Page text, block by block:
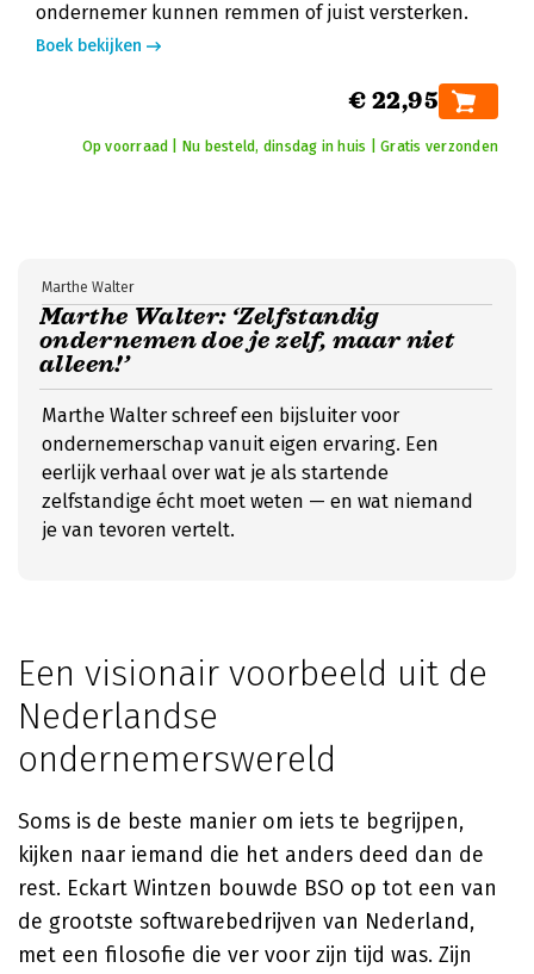
ondernemer kunnen remmen of juist versterken.
Boek bekijken
€ 22,95
Op voorraad | Nu besteld, dinsdag in huis | Gratis verzonden
Marthe Walter: ‘Zelfstandig
ondernemen doe je zelf, maar niet
alleen!’
Marthe Walter
Marthe Walter schreef een bijsluiter voor
ondernemerschap vanuit eigen ervaring. Een
eerlijk verhaal over wat je als startende
zelfstandige écht moet weten — en wat niemand
je van tevoren vertelt.
Een visionair voorbeeld uit de
Nederlandse
ondernemerswereld
Soms is de beste manier om iets te begrijpen,
kijken naar iemand die het anders deed dan de
rest. Eckart Wintzen bouwde BSO op tot een van
de grootste softwarebedrijven van Nederland,
met een filosofie die ver voor zijn tijd was. Zijn